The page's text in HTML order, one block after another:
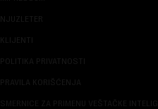
NJUZLETER
KLIJENTI
POLITIKA PRIVATNOSTI
PRAVILA KORIŠĆENJA
SMERNICE ZA PRIMENU VEŠTAČKE